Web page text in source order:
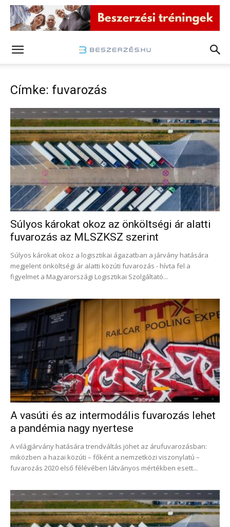
Címke: fuvarozás
Súlyos károkat okoz az önköltségi ár alatti
fuvarozás az MLSZKSZ szerint
Súlyos károkat okoz a logisztikai ágazatban a járvány hatására
megjelent önköltségi ár alatti közúti fuvarozás - hívta fel a
figyelmet a Magyarországi Logisztikai Szolgáltató...
A vasúti és az intermodális fuvarozás lehet
a pandémia nagy nyertese
A világjárvány hatására trendváltás jöhet az árufuvarozásban:
miközben a hazai közúti – főként a nemzetközi viszonylatú –
fuvarozás 2020 első félévében látványos mértékben esett...